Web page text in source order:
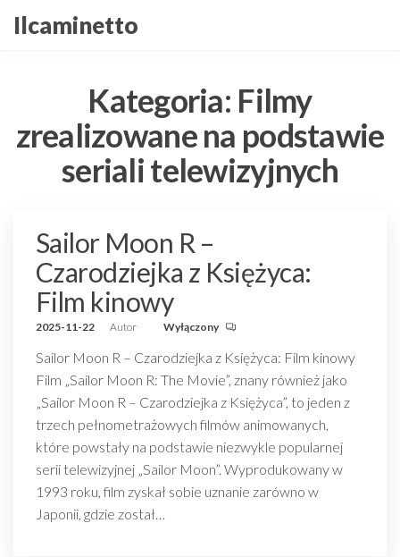
Przejdź
doIlcaminetto
Kategoria: Filmy
zrealizowane na podstawie
seriali telewizyjnych
Sailor Moon R –
Czarodziejka z Księżyca:
Film kinowy
2025-11-22 Autor Wyłączony
Sailor Moon R – Czarodziejka z Księżyca: Film kinowy
Film „Sailor Moon R: The Movie”, znany również jako
„Sailor Moon R – Czarodziejka z Księżyca”, to jeden z
trzech pełnometrażowych filmów animowanych,
które powstały na podstawie niezwykle popularnej
serii telewizyjnej „Sailor Moon”. Wyprodukowany w
1993 roku, film zyskał sobie uznanie zarówno w
Japonii, gdzie został…